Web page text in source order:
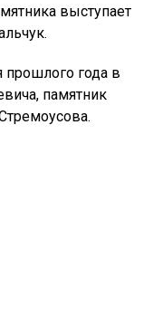
выступает
прошлого года в
памятник